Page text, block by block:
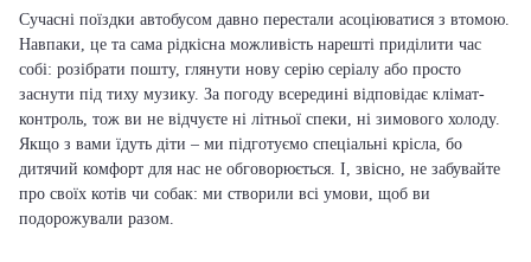
Сучасні поїздки автобусом давно перестали асоціюватися з втомою.
Навпаки, це та сама рідкісна можливість нарешті приділити час
собі: розібрати пошту, глянути нову серію серіалу або просто
заснути під тиху музику. За погоду всередині відповідає клімат-
контроль, тож ви не відчуєте ні літньої спеки, ні зимового холоду.
Якщо з вами їдуть діти – ми підготуємо спеціальні крісла, бо
дитячий комфорт для нас не обговорюється. І, звісно, не забувайте
про своїх котів чи собак: ми створили всі умови, щоб ви
подорожували разом.